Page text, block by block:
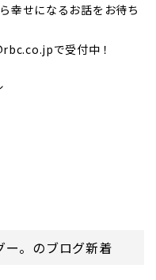
幸せになるお話をお待ち
で受付中！
ー。のブログ新着